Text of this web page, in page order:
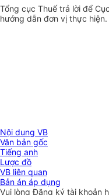
Tổng cục Thuế trả lời để
hướng dẫn đơn vị thực hiện.
Nội dung VB
Văn bản gốc
Tiếng anh
Lược đồ
VB liên quan
Bản án áp dụng
Vui lòngĐăng ký tài khoản